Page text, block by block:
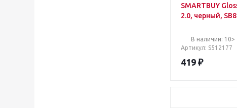
SMARTBUY
2.0, черный,
В наличии: 10>
Артикул: S512177
419 ₽